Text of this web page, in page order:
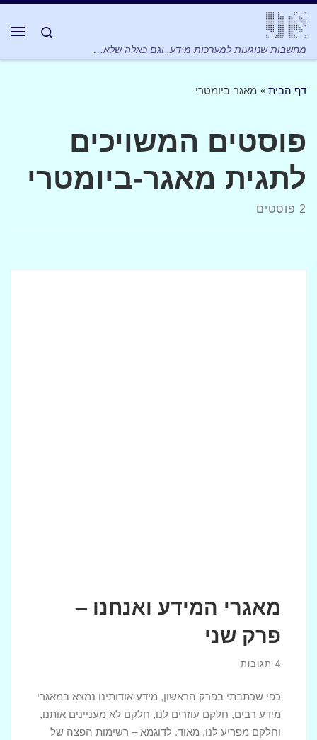
מחשבות שנוגעות למערכות מידע, וגם כאלה שלא…
Search
דף הבית » מאגר-ביומטרי
פוסטים המשויכים
לתגית מאגר-ביומטרי
2 פוסטים
מאגרי המידע ואנחנו –
פרק שני
4 תגובות
כפי שכתבתי בפרק הראשון, מידע אודותינו נמצא במאגרי
מידע רבים, חלקם עוזרים לנו, חלקם לא מעניינים אותנו,
וחלקם מפריע לנו, מאוד. לדוגמא – רשימות הפצה של